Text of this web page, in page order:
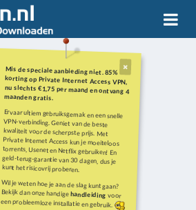
Mis de speciale aanbieding niet. 85%
korting op Private Internet Access VPN,
nu slechts €1,75 per maand en ontvang 4
maanden gratis.
Ervaar ultiem gebruiksgemak en een snelle
VPN-verbinding. Geniet van de beste
kwaliteit voor de scherpste prijs. Met
Private Internet Access kun je moeiteloos
torrents, Usenet en Netflix gebruiken! En
geld-terug-garantie van 30 dagen, dus je
kunt het risicovrij proberen.
Wil je weten hoe je aan de slag kunt gaan?
Bekijk dan onze handigehandleiding voor
een probleemloze installatie en gebruik.